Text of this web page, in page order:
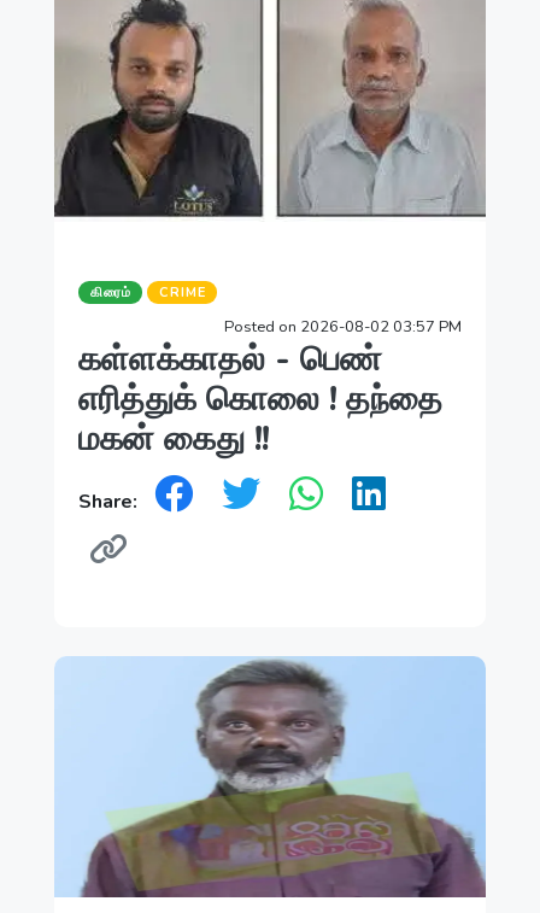
கிரைம் CRIME
Posted on 2026-08-02 03:57 PM
கள்ளக்காதல் - பெண்
எரித்துக் கொலை ! தந்தை
மகன் கைது !!
Share: